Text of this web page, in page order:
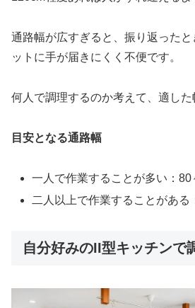
通路幅が広すぎると、振り返った
ットに手が届きにくく不便です。
何人で調理するのか考えて、適した
目安となる通路幅
一人で作業することが多い：80
二人以上で作業することがある
自分好みのII型キッチンで